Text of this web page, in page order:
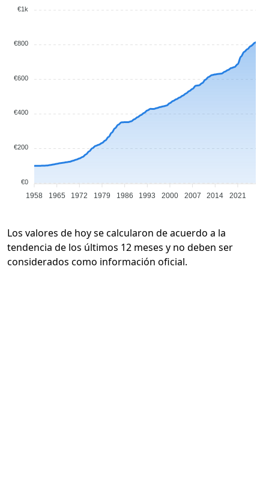
€1k
€800
€600
€400
€200
€0
1958 1965 1972 1979 1986 1993 2000 2007 2014 2021
Los valores de hoy se calcularon de acuerdo a la
tendencia de los últimos 12 meses y no deben ser
considerados como información oficial.